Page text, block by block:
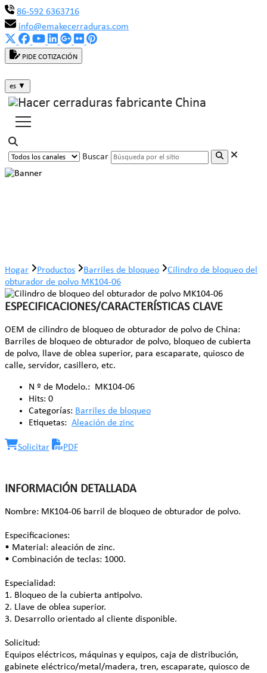
86-592 6363716
info@emakecerraduras.com
PIDE COTIZACIÓN
es ▼
Buscar
Hogar Productos Barriles de bloqueo
Cilindro de bloqueo del
obturador de polvo MK104-06
ESPECIFICACIONES/CARACTERÍSTICAS CLAVE
OEM de cilindro de bloqueo de obturador de polvo de China:
Barriles de bloqueo de obturador de polvo, bloqueo de cubierta
de polvo, llave de oblea superior, para escaparate, quiosco de
calle, servidor, casillero, etc.
N º de Modelo.:
MK104-06
Hits: 0
Categorías: Barriles de bloqueo
Etiquetas: Aleación de zinc
Solicitar PDF
INFORMACIÓN DETALLADA
Nombre: MK104-06 barril de bloqueo de obturador de polvo.
Especificaciones:
• Material: aleación de zinc.
• Combinación de teclas: 1000.
Especialidad:
1. Bloqueo de la cubierta antipolvo.
2. Llave de oblea superior.
3. Desarrollo orientado al cliente disponible.
Solicitud:
Equipos eléctricos, máquinas y equipos, caja de distribución,
gabinete eléctrico/metal/madera, tren, escaparate, quiosco de